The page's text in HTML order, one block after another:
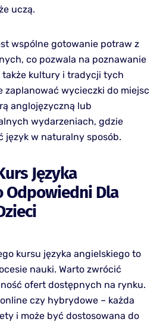
uczą.
wspólne gotowanie potraw z
co pozwala na poznawanie
także kultury i tradycji tych
zaplanować wycieczki do miejsc
anglojęzyczną lub
wydarzeniach, gdzie
język w naturalny sposób.
Języka
Odpowiedni Dla
kursu języka angielskiego to
nauki. Warto zwrócić
ofert dostępnych na rynku.
czy hybrydowe – każda
i może być dostosowana do